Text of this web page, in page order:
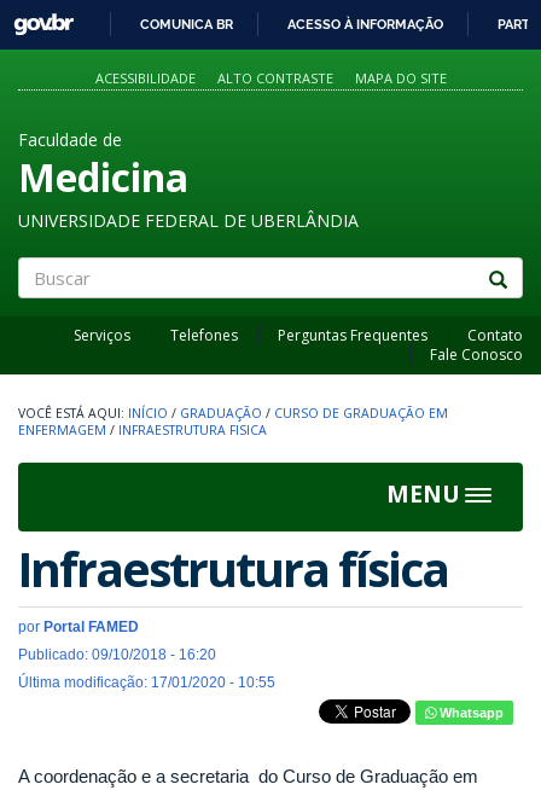
PARA
O
GOVBR
COMUNICA BR ACESSO À INFORMAÇÃO
ACESSIBILIDADE ALTO CONTRASTE MAPA DO SITE
Faculdade de
Medicina
UNIVERSIDADE FEDERAL DE UBERLÂNDIA
Serviços Telefones Perguntas Frequentes
Contato
Fale Conosco
INÍCIO / GRADUAÇÃO / CURSO DE GRADUAÇÃO EM
ENFERMAGEM / INFRAESTRUTURA FISICA
MENU
Toggle
Infraestrutura física
por Portal FAMED
Publicado: 09/10/2018 - 16:20
Última modificação: 17/01/2020 - 10:55
Whatsapp
A coordenação e a secretaria do Curso de Graduação em